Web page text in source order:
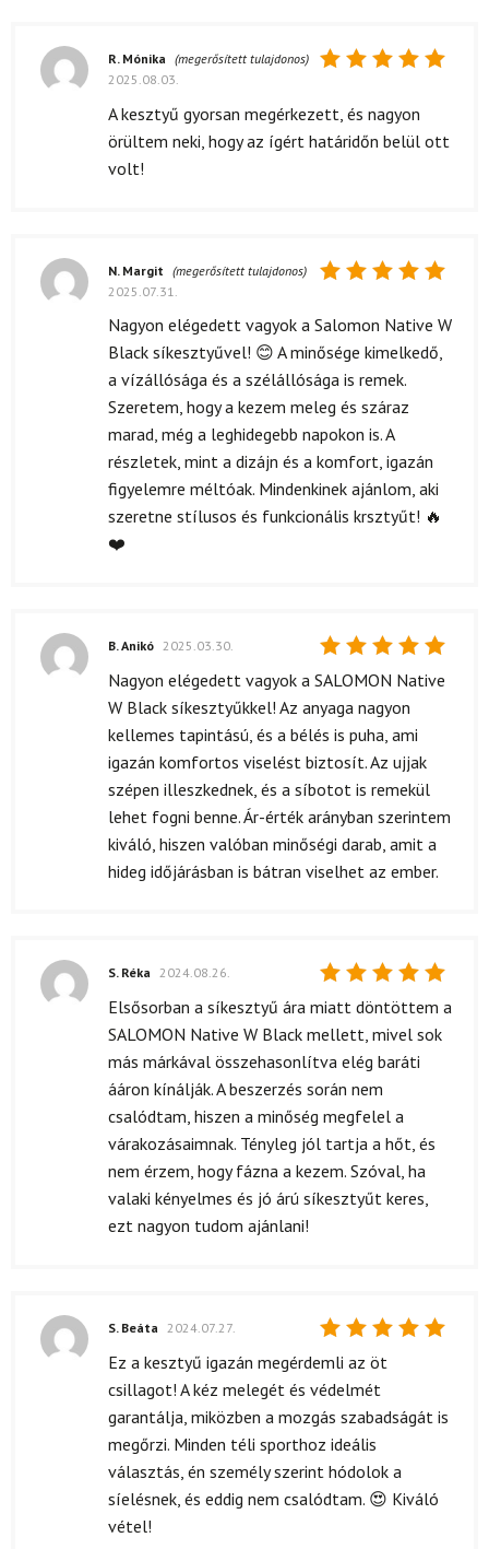
5/ 5
R. Mónika (megerősített tulajdonos)
2025.08.03.
A kesztyű gyorsan megérkezett, és nagyon
örültem neki, hogy az ígért határidőn belül ott
volt!
5 / 5
N. Margit (megerősített tulajdonos)
2025.07.31.
Nagyon elégedett vagyok a Salomon Native W
Black síkesztyűvel! 😊 A minősége kimelkedő,
a vízállósága és a szélállósága is remek.
Szeretem, hogy a kezem meleg és száraz
marad, még a leghidegebb napokon is. A
részletek, mint a dizájn és a komfort, igazán
figyelemre méltóak. Mindenkinek ajánlom, aki
szeretne stílusos és funkcionális krsztyűt! 🔥
❤️
Értékelés:
B. Anikó 2025.03.30.
Nagyon elégedett vagyok a SALOMON Native
W Black síkesztyűkkel! Az anyaga nagyon
kellemes tapintású, és a bélés is puha, ami
igazán komfortos viselést biztosít. Az ujjak
szépen illeszkednek, és a síbotot is remekül
lehet fogni benne. Ár-érték arányban szerintem
kiváló, hiszen valóban minőségi darab, amit a
hideg időjárásban is bátran viselhet az ember.
Értékelés:
S. Réka 2024.08.26.
Elsősorban a síkesztyű ára miatt döntöttem a
SALOMON Native W Black mellett, mivel sok
más márkával összehasonlítva elég baráti
ááron kínálják. A beszerzés során nem
csalódtam, hiszen a minőség megfelel a
várakozásaimnak. Tényleg jól tartja a hőt, és
nem érzem, hogy fázna a kezem. Szóval, ha
valaki kényelmes és jó árú síkesztyűt keres,
ezt nagyon tudom ajánlani!
Értékelés:
S. Beáta 2024.07.27.
Ez a kesztyű igazán megérdemli az öt
csillagot! A kéz melegét és védelmét
garantálja, miközben a mozgás szabadságát is
megőrzi. Minden téli sporthoz ideális
választás, én személy szerint hódolok a
síelésnek, és eddig nem csalódtam. 😍 Kiváló
vétel!